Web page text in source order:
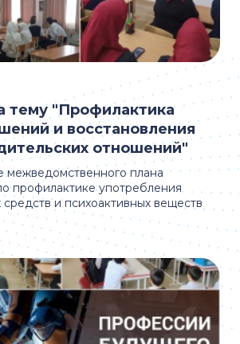
межведомственного плана
профилактике употребления
средств и психоактивных веществ
тему "Профилактика
и восстановления
отношений"